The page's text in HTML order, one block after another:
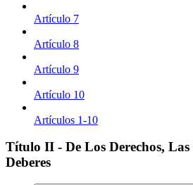
Artículo 7
Artículo 8
Artículo 9
Artículo 10
Artículos 1-10
Título II - De Los Derechos,
Deberes